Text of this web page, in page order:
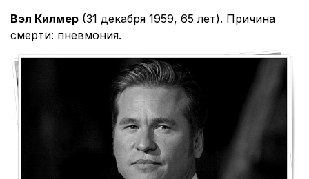
Вэл Килмер (31 декабря 1959, 65 лет). Причина
смерти: пневмония.